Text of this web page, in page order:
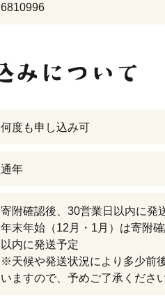
6810996
何度も申し込み可
通年
寄附確認後、30営業日以内に発
年末年始（12月・1月）は寄附
以内に発送予定
※天候や発送状況により多少前
いますので、予めご了承ください